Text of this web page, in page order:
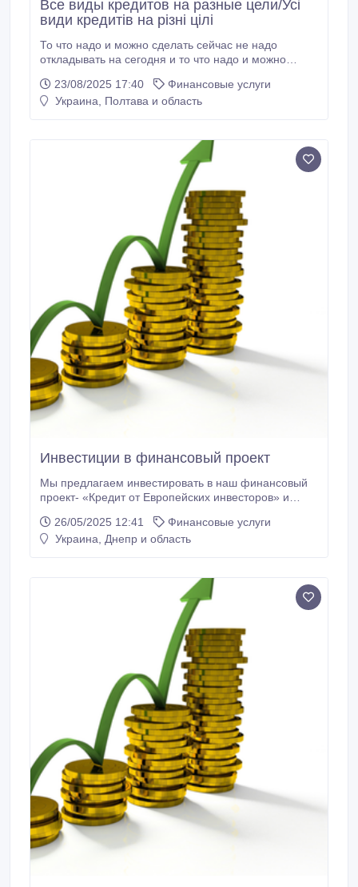
Все виды кредитов на разные цели/Усі
види кредитів на різні цілі
То что надо и можно сделать сейчас не надо
откладывать на сегодня и то что надо и можно
Есть сейчас и вперёд. =Денежный займ под залог
недвижимости от 2.5 % в месяц, оформление у
владельца в управлении без переоформления или
23/08/2025 17:40
Финансовые услуги
Украина, Полтава и область
Инвeстиции в финансовый проект
Мы пpeдлагаем инвестировать в наш финансовый
проект- «Кредит от Европейских инвесторов» и
проекта и почему мы предлагаем Вам
инвестировать в него. Любому предпринимателю
финансирование без залога.
26/05/2025 12:41
Финансовые услуги
Украина, Днепр и область